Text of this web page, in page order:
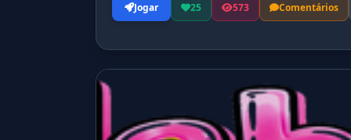
Jogar 25 573 Comentários